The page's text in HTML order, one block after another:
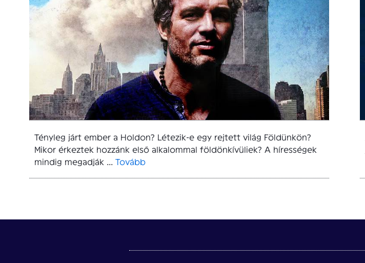
Tényleg járt ember a Holdon? Létezik-e egy rejtett világ Földünkön?
Mikor érkeztek hozzánk első alkalommal földönkívüliek? A hírességek
mindig megadják ... Tovább